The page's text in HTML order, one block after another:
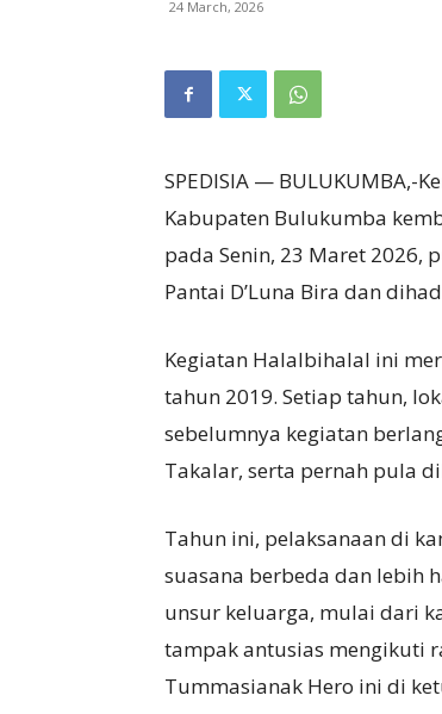
24 March, 2026
SPEDISIA — BULUKUMBA,-
Kabupaten Bulukumba
pada Senin, 23 Maret 2026,
Pantai D’Luna Bira dan
Kegiatan Halalbihalal ini
tahun 2019. Setiap tahun,
sebelumnya kegiatan
Takalar, serta pernah pula
Tahun ini, pelaksanaan di
suasana berbeda dan lebih
unsur keluarga, mulai dari
tampak antusias mengikuti
Tummasianak Hero ini di